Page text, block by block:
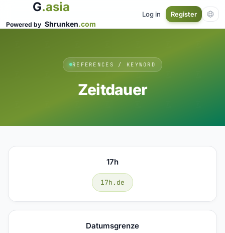
G.asia
Powered by Shrunken.com
Log in Register
REFERENCES / KEYWORD
Zeitdauer
17h
17h.de
Datumsgrenze